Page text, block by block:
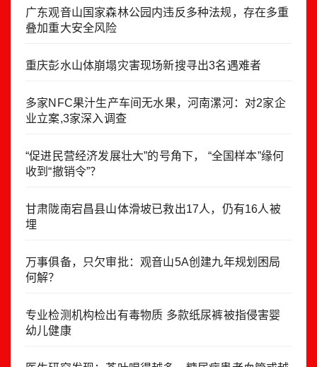
广东观音山国家森林公园内违反多种法规，存在多重
叠加重大安全风险
重庆彭水山体崩塌灾害现场新搜寻出3名遇难者
多家NFC果汁生产车间无水果，河南漯河：对2家企
业立案,3家深入调查
“促进民营经济发展壮大”的号角下， “全国样本”缘何
收到“撤销令”？
甘肃陇南宕昌县山体滑坡已救出17人，仍有16人被
埋
万事俱备，只欠审批：观音山5A创建九年规划困局
何解？
专业检测机构检出有毒物质 多款纸尿裤被指侵害婴
幼儿健康